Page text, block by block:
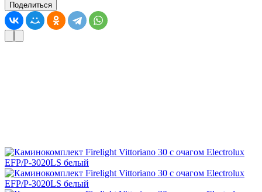
Поделиться